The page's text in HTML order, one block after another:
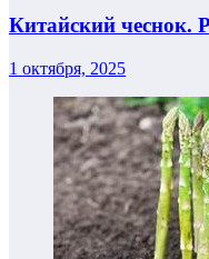
Китайский чеснок.
1 октября, 2025